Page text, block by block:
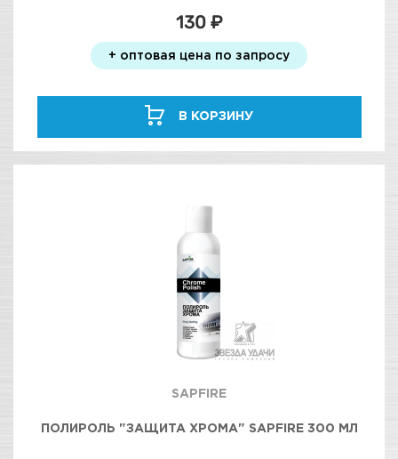
130 ₽
+ оптовая цена по запросу
В КОРЗИНУ
SAPFIRE
ПОЛИРОЛЬ "ЗАЩИТА ХРОМА" SAPFIRE 300 МЛ